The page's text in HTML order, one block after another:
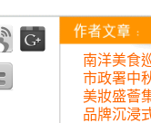
南洋美食
市政署中
美妝盛薈
品牌沉浸